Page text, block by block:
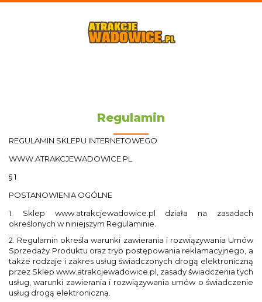
Regulamin
REGULAMIN SKLEPU INTERNETOWEGO
WWW.ATRAKCJEWADOWICE.PL
§ 1
POSTANOWIENIA OGÓLNE
1. Sklep www.atrakcjewadowice.pl działa na zasadach
określonych w niniejszym Regulaminie.
2. Regulamin określa warunki zawierania i rozwiązywania Umów
Sprzedaży Produktu oraz tryb postępowania reklamacyjnego, a
także rodzaje i zakres usług świadczonych drogą elektroniczną
przez Sklep www.atrakcjewadowice.pl, zasady świadczenia tych
usług, warunki zawierania i rozwiązywania umów o świadczenie
usług drogą elektroniczną.